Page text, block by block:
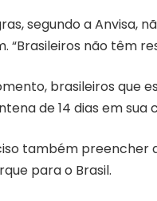
segundo a Anvisa,
“Brasileiros não têm
brasileiros que
de 14 dias em sua
também preencher
para o Brasil.